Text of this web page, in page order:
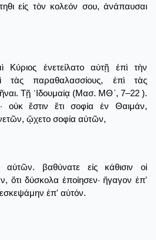
εἰς τὸν κολεόν σου, ἀνάπαυσαι
ἐνετείλατο αὐτῇ ἐπὶ τὴν
τὰς παραθαλασσίους, ἐπὶ τὰς
Τῇ ᾿Ιδουμαίᾳ (Μασ. ΜΘ´, 7–22 ).
οὐκ ἔστιν ἔτι σοφία ἐν Θαιμάν,
ᾤχετο σοφία αὐτῶν,
βαθύνατε εἰς κάθισιν οἱ
ὅτι δύσκολα ἐποίησεν· ἤγαγον ἐπ'
ἐπ' αὐτόν.